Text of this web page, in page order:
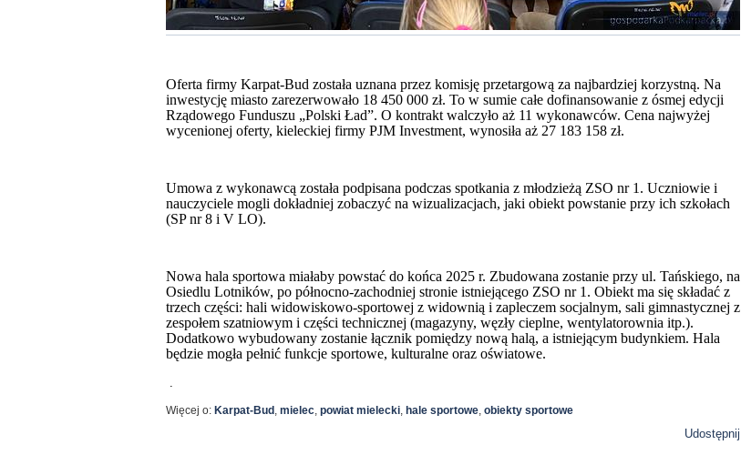
Oferta firmy Karpat-Bud została uznana przez komisję przetargową za najbardziej korzystną. Na
inwestycję miasto zarezerwowało 18 450 000 zł. To w sumie całe dofinansowanie z ósmej edycji
Rządowego Funduszu „Polski Ład”. O kontrakt walczyło aż 11 wykonawców. Cena najwyżej
wycenionej oferty, kieleckiej firmy PJM Investment, wynosiła aż 27 183 158 zł.
Umowa z wykonawcą została podpisana podczas spotkania z młodzieżą ZSO nr 1. Uczniowie i
nauczyciele mogli dokładniej zobaczyć na wizualizacjach, jaki obiekt powstanie przy ich szkołach
(SP nr 8 i V LO).
Nowa hala sportowa miałaby powstać do końca 2025 r. Zbudowana zostanie przy ul. Tańskiego, na
Osiedlu Lotników, po północno-zachodniej stronie istniejącego ZSO nr 1. Obiekt ma się składać z
trzech części: hali widowiskowo-sportowej z widownią i zapleczem socjalnym, sali gimnastycznej z
zespołem szatniowym i części technicznej (magazyny, węzły cieplne, wentylatorownia itp.).
Dodatkowo wybudowany zostanie łącznik pomiędzy nową halą, a istniejącym budynkiem. Hala
będzie mogła pełnić funkcje sportowe, kulturalne oraz oświatowe.
.
Więcej o: Karpat-Bud , mielec, powiat mielecki, hale sportowe, obiekty sportowe
Udostępnij